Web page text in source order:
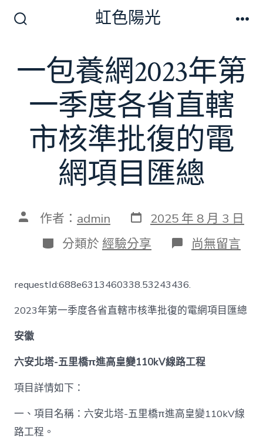
換
虹色陽光
一包養網2023年第
一季度各省直轄
市核準批復的電
網項目匯總
文 作者： admin 發
表
日
期
2025 年 8 月 3 日
分
類
分類於 經驗分享 在
〈一
2023
年
度
轄
市
尚無留言
requestId:688e6313460338.53243436.
2023年第一季度各省直轄市核準批復的電網項目匯總
安徽
六安北塔-五里橋π進高皇變110kV線路工程
項目詳情如下：
一、項目名稱：六安北塔-五里橋π進高皇變110kV線
路工程。